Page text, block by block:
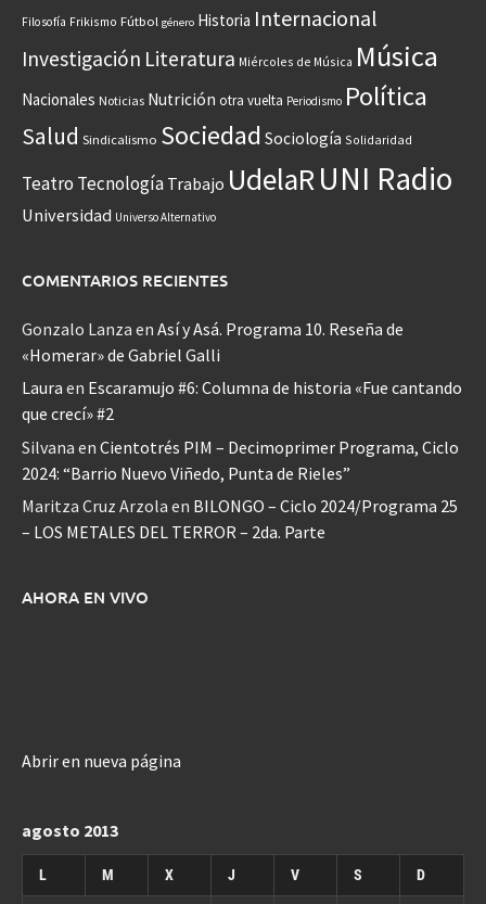
Filosofía Frikismo Fútbol género Historia Internacional
Investigación Literatura Miércoles de Música Música
Nacionales Noticias Nutrición otra vuelta Periodismo Política
Salud Sindicalismo Sociedad Sociología Solidaridad
Teatro Tecnología Trabajo UdelaRUNI Radio
Universidad Universo Alternativo
COMENTARIOS RECIENTES
Gonzalo Lanza en Así y Asá. Programa 10. Reseña de
«Homerar» de Gabriel Galli
Laura en Escaramujo #6: Columna de historia «Fue cantando
que crecí» #2
Silvana en Cientotrés PIM – Decimoprimer Programa, Ciclo
2024: “Barrio Nuevo Viñedo, Punta de Rieles”
Maritza Cruz Arzola en BILONGO – Ciclo 2024/Programa 25
– LOS METALES DEL TERROR – 2da. Parte
AHORA EN VIVO
Abrir en nueva página
agosto 2013
L M X J V S D